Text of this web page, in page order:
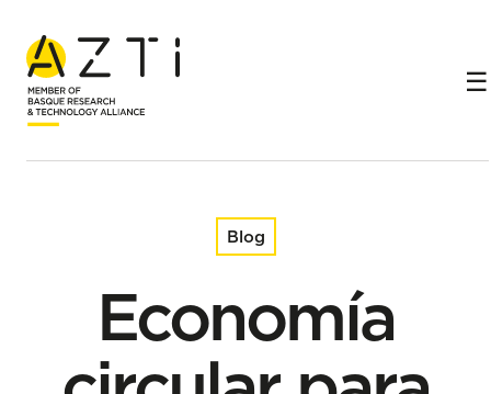
Inicio
Blog
Economía circular para una industria alimentaria más
sostenible y competitiva
Blog
Economía